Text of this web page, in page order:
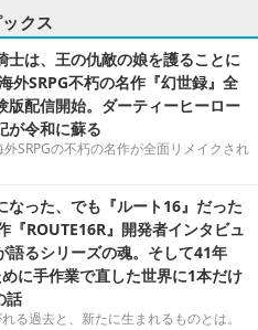
ックス
士は、王の仇敵の娘を護ることに
外SRPG不朽の名作『幻世録』全
版配信開始。ダーティーヒーロー
が令和に蘇る
SRPGの不朽の名作が全面リメイクされ
なった、でも『ルート16』だった
ROUTE16R』開発者インタビュ
語るシリーズの魂。そして41年
に手作業で直した世界に1本だけ
話
る過去と、新たに生まれるものとは。